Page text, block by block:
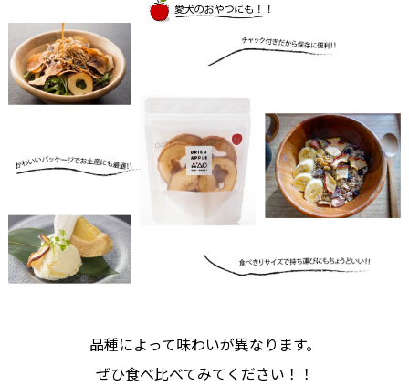
品種によって味わいが異なります。
ぜひ食べ比べてみてください！！